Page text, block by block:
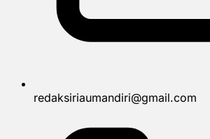
redaksiriaumandiri@gmail.com